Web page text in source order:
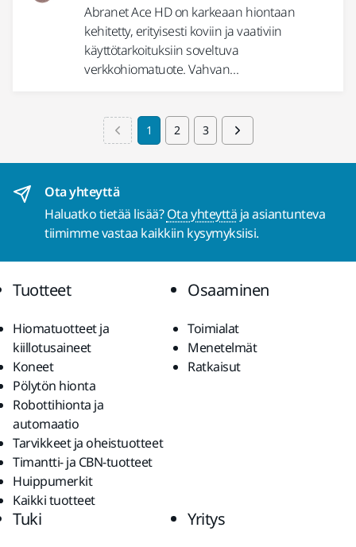
Abranet Ace HD on karkeaan hiontaan
kehitetty, erityisesti koviin ja vaativiin
käyttötarkoituksiin soveltuva
verkkohiomatuote. Vahvan...
1 2 3
Ota yhteyttä
Haluatko tietää lisää?Ota yhteyttä ja asiantunteva
tiimimme vastaa kaikkiin kysymyksiisi.
Tuotteet
Hiomatuotteet ja
kiillotusaineet
Koneet
Pölytön hionta
Robottihionta ja
automaatio
Tarvikkeet ja oheistuotteet
Timantti- ja CBN-tuotteet
Huippumerkit
Kaikki tuotteet
Osaaminen
Toimialat
Menetelmät
Ratkaisut
Tuki Yritys